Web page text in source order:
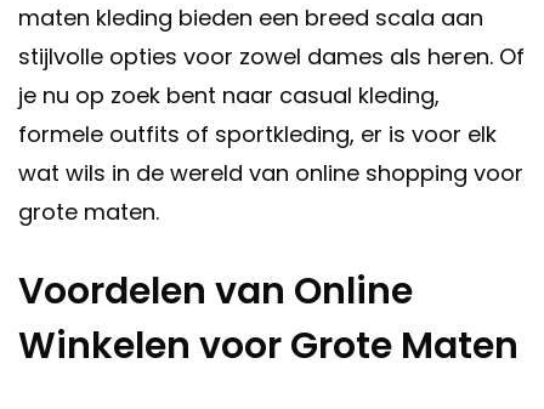
maten kleding bieden een breed scala aan
stijlvolle opties voor zowel dames als heren. Of
je nu op zoek bent naar casual kleding,
formele outfits of sportkleding, er is voor elk
wat wils in de wereld van online shopping voor
grote maten.
Voordelen van Online
Winkelen voor Grote Maten